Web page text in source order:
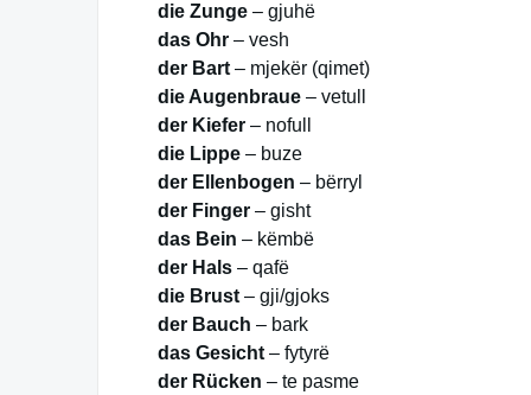
die Zunge – gjuhë
das Ohr – vesh
der Bart – mjekër (qimet)
die Augenbraue – vetull
der Kiefer – nofull
die Lippe – buze
der Ellenbogen – bërryl
der Finger – gisht
das Bein – këmbë
der Hals – qafë
die Brust – gji/gjoks
der Bauch – bark
das Gesicht – fytyrë
der Rücken – te pasme